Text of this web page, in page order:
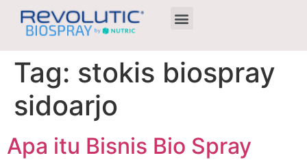
Tag: stokis biospray
sidoarjo
Apa itu Bisnis Bio Spray